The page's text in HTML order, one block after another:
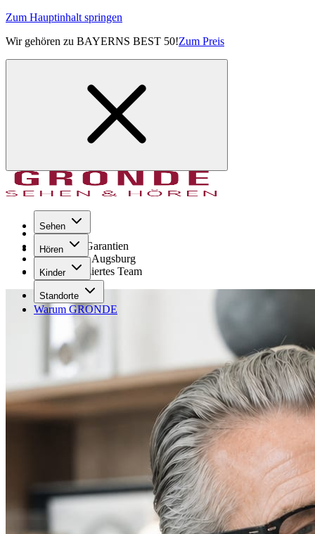
Zum Hauptinhalt springen
Wir gehören zu BAYERNS BEST 50!Zum Preis
Sehen
Hören
Kinder
Standorte
Warum GRONDE
Shop
Seit 1971
GRONDE Garantien
8× im Raum Augsburg
Hochqualifiziertes Team